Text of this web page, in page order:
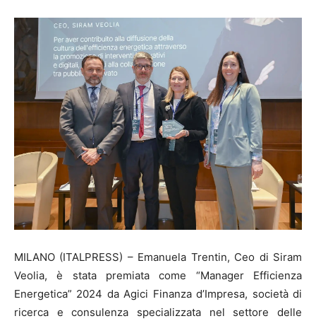
MILANO (ITALPRESS) – Emanuela Trentin, Ceo di Siram
Veolia, è stata premiata come “Manager Efficienza
Energetica” 2024 da Agici Finanza d’Impresa, società di
ricerca e consulenza specializzata nel settore delle